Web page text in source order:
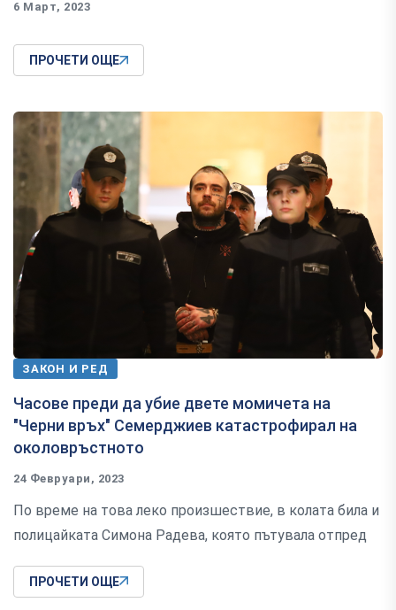
6 Март, 2023
ПРОЧЕТИ ОЩЕ
ЗАКОН И РЕД
Часове преди да убие двете момичета на
"Черни връх" Семерджиев катастрофирал на
околовръстното
24 Февруари, 2023
По време на това леко произшествие, в колата била и
полицайката Симона Радева, която пътувала отпред
ПРОЧЕТИ ОЩЕ